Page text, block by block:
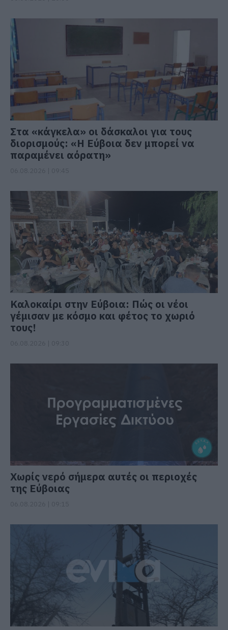
Στα «κάγκελα» οι δάσκαλοι για τους
διορισμούς: «Η Εύβοια δεν μπορεί να
παραμένει αόρατη»
Καλοκαίρι στην Εύβοια: Πώς οι νέοι
γέμισαν με κόσμο και φέτος το χωριό
τους!
Χωρίς νερό σήμερα αυτές οι περιοχές
της Εύβοιας